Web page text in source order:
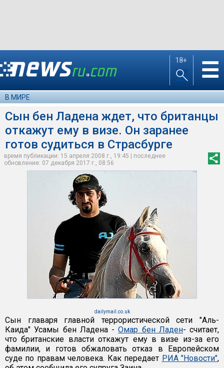
18+ ☰
В МИРЕ
Сын бен Ладена ждет, что британцы
откажут ему в визе. Он заранее
готов судиться в Страсбурге
время публикации: 15 апреля 2008 г., 19:45 | последнее
обновление: 07 декабря 2017 г., 08:56
dailymail.co.uk
Сын главаря главной террористической сети "Аль-
Каида" Усамы бен Ладена -Омар бен Ладен- считает,
что британские власти откажут ему в визе из-за его
фамилии, и готов обжаловать отказ в Европейском
суде по правам человека. Как передает РИА "Новости",